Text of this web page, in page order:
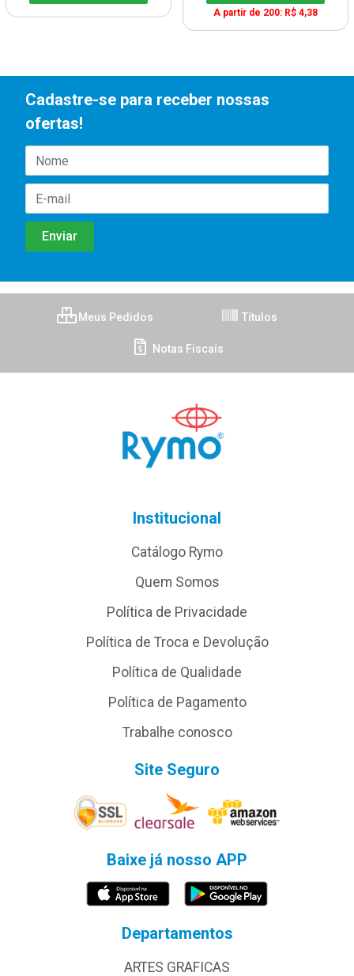
A partir de 200: R$ 4,38
Cadastre-se para receber nossas
ofertas!
Meus Pedidos Títulos
Notas Fiscais
Institucional
Catálogo Rymo
Quem Somos
Política de Privacidade
Política de Troca e Devolução
Política de Qualidade
Política de Pagamento
Trabalhe conosco
Site Seguro
Baixe já nosso APP
Departamentos
ARTES GRAFICAS